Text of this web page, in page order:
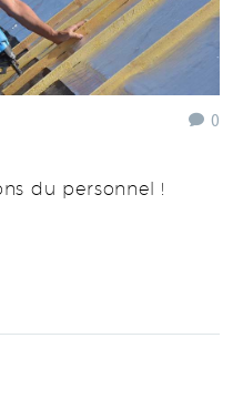
0
du personnel !